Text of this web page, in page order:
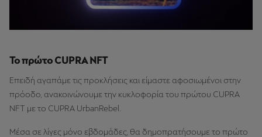
Το πρώτο CUPRA NFT
Επειδή αγαπάμε τις προκλήσεις και είμαστε αφοσιωμένοι στην
πρόοδο, ανακοινώνουμε την κυκλοφορία του πρώτου CUPRA
NFT με το CUPRA UrbanRebel.
Μέσα σε λίγες μόνο εβδομάδες, θα δημοπρατήσουμε το πρώτο